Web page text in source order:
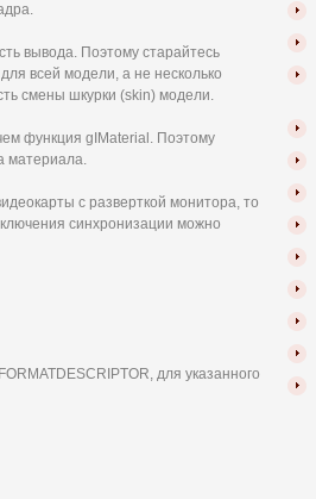
вывода. Поэтому старайтесь
всей модели, а не несколько
смены шкурки (skin) модели.
функция gIMaterial. Поэтому
материала.
с разверткой монитора, то
синхронизации можно
для указанного